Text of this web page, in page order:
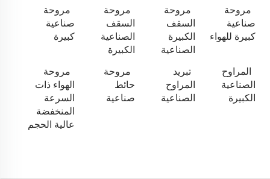
مروحة
صناعية
كبيرة للهواء
مروحة
السقف
الكبيرة
الصناعية
مروحة
السقف
الصناعية
الكبيرة
مروحة
صناعية
كبيرة
المراوح
الصناعية
الكبيرة
تبريد
المراوح
الصناعية
مروحة
حائط
صناعية
مروحة
الهواء ذات
السرعة
المنخفضة
عالية الحجم